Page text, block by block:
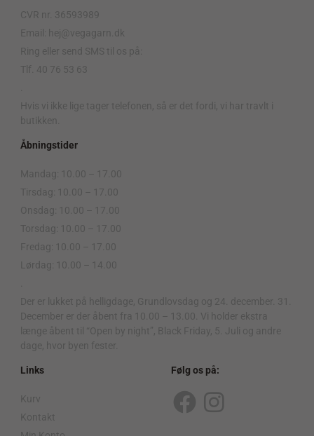
CVR nr. 36593989
Email: hej@vegagarn.dk
Ring eller send SMS til os på:
Tlf. 40 76 53 63
Hvis vi ikke lige tager telefonen, så er det fordi, vi har travlt i
butikken.
Åbningstider
Mandag: 10.00 – 17.00
Tirsdag: 10.00 – 17.00
Onsdag: 10.00 – 17.00
Torsdag: 10.00 – 17.00
Fredag: 10.00 – 17.00
Lørdag: 10.00 – 14.00
Der er lukket på helligdage, Grundlovsdag og 24. december. 31.
December er der åbent fra 10.00 – 13.00. Vi holder ekstra
længe åbent til “Open by night”, Black Friday, 5. Juli og andre
dage, hvor byen fester.
Links
Kurv
Kontakt
Følg os på:
F
I